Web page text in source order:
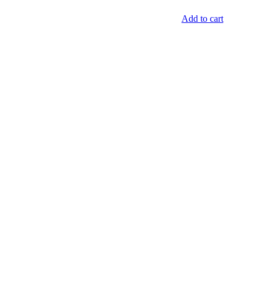
Add to cart